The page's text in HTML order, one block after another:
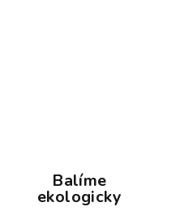
Balíme
ekologicky